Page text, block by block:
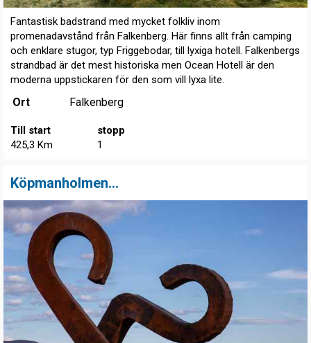
Fantastisk badstrand med mycket folkliv inom
promenadavstånd från Falkenberg. Här finns allt från camping
och enklare stugor, typ Friggebodar, till lyxiga hotell. Falkenbergs
strandbad är det mest historiska men Ocean Hotell är den
moderna uppstickaren för den som vill lyxa lite.
Ort Falkenberg
Till start
425,3 Km
stopp
1
Köpmanholmen...